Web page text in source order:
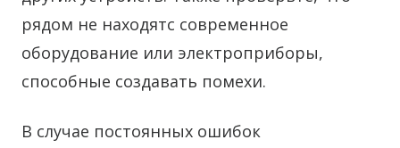
рядом не находятс современное
оборудование или электроприборы,
способные создавать помехи.
В случае постоянных ошибок